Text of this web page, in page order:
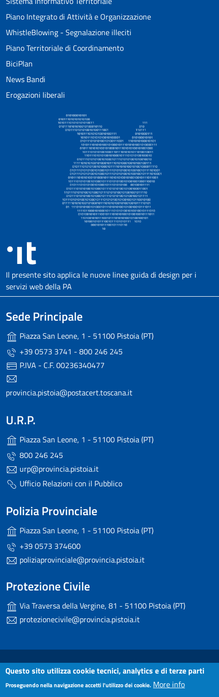
Piano Integrato di Attività e Organizzazione
WhistleBlowing - Segnalazione illeciti
Piano Territoriale di Coordinamento
BiciPlan
News Bandi
Erogazioni liberali
Il presente sito applica le nuove linee guida di design per i
servizi web della PA
Sede Principale
Piazza San Leone, 1 - 51100 Pistoia (PT)
+39 0573 3741 - 800 246 245
P.IVA - C.F. 00236340477
provincia.pistoia@postacert.toscana.it
U.R.P.
Piazza San Leone, 1 - 51100 Pistoia (PT)
800 246 245
urp@provincia.pistoia.it
Ufficio Relazioni con il Pubblico
Polizia Provinciale
Piazza San Leone, 1 - 51100 Pistoia (PT)
+39 0573 374600
poliziaprovinciale@provincia.pistoia.it
Protezione Civile
Via Traversa della Vergine, 81 - 51100 Pistoia (PT)
protezionecivile@provincia.pistoia.it
Small prints
Useful links section
Dichiarazione di accessibilità
Note Legali
Questo sito utilizza cookie tecnici, analytics e di terze parti
Proseguendo nella navigazione accetti l'utilizzo dei cookie. More info